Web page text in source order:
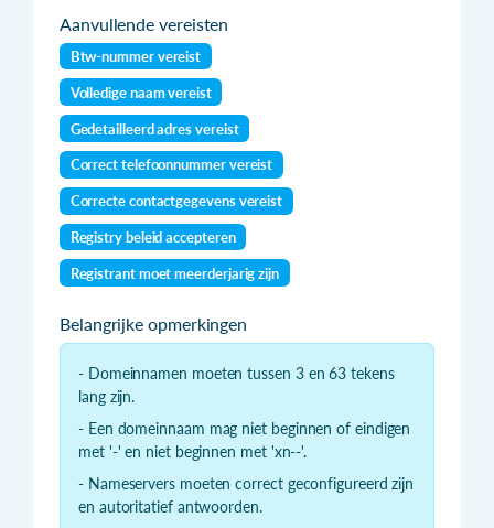
Aanvullende vereisten
Btw-nummer vereist
Volledige naam vereist
Gedetailleerd adres vereist
Correct telefoonnummer vereist
Correcte contactgegevens vereist
Registry beleid accepteren
Registrant moet meerderjarig zijn
Belangrijke opmerkingen
- Domeinnamen moeten tussen 3 en 63 tekens
lang zijn.
- Een domeinnaam mag niet beginnen of eindigen
met '-' en niet beginnen met 'xn--'.
- Nameservers moeten correct geconfigureerd zijn
en autoritatief antwoorden.